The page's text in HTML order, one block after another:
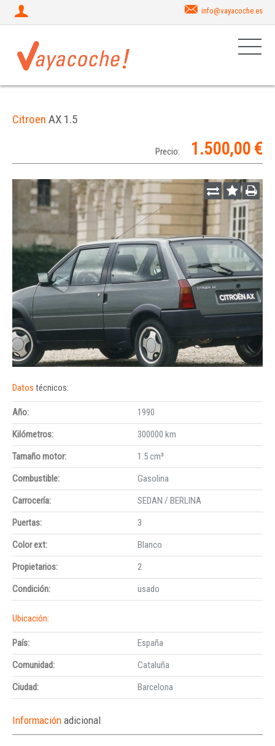
info@vayacoche.es
Citroen AX 1.5
Precio: 1.500,00 €
Datos técnicos:
Año:
1990
Kilómetros:
300000 km
Tamaño motor:
1.5 cm³
Combustible:
Gasolina
Carrocería:
SEDAN / BERLINA
Puertas:
3
Color ext:
Blanco
Propietarios:
2
Condición:
usado
Ubicación:
País:
España
Comunidad:
Cataluña
Ciudad:
Barcelona
Información adicional